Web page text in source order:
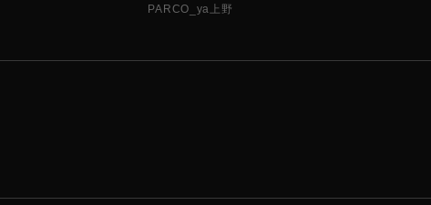
PARCO_ya上野